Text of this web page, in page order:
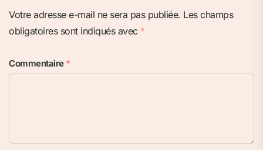
Votre adresse e-mail ne sera pas publiée. Les champs
obligatoires sont indiqués avec *
Commentaire *